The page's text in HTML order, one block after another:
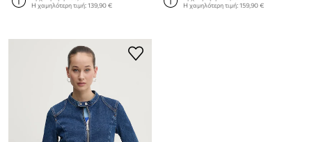
Η χαμηλότερη τιμή:139,90 €
Η χαμηλότερη τιμή:159,90 €